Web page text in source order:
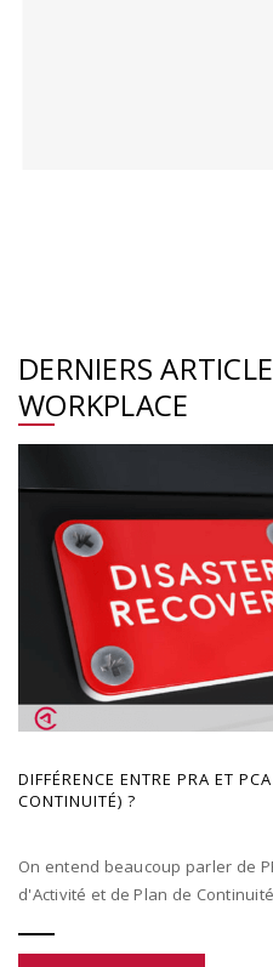
DERNIERS
WORKPLACE
DIFFÉRENCE ENTRE PRA ET
CONTINUITÉ) ?
On entend beaucoup parler de
d'Activité et de Plan de